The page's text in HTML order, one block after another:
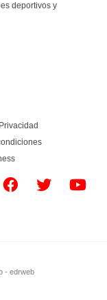
deportivos y
- edrweb